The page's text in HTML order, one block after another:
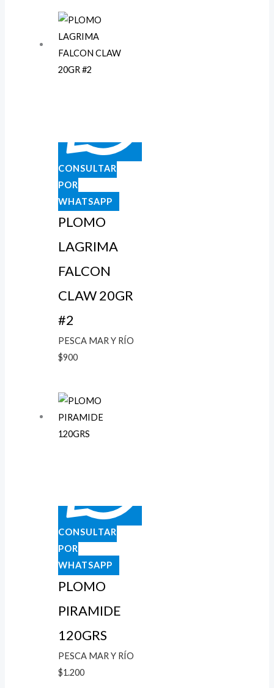
CONSULTAR
POR
WHATSAPP
PLOMO
LAGRIMA
FALCON
CLAW 20GR
#2
PESCA MAR Y RÍO
$900
CONSULTAR
POR
WHATSAPP
PLOMO
PIRAMIDE
120GRS
PESCA MAR Y RÍO
$1.200